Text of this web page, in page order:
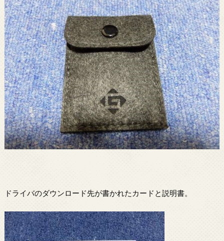
ドライバのダウンロード先が書かれたカードと説明書。